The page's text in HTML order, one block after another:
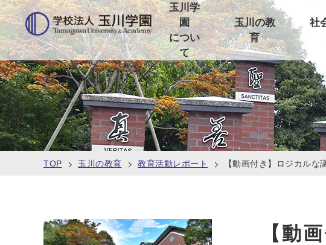
玉川学
園
につい
て
玉川の教
育
社
TOP 玉川の教育 教育活動レポート 【動画付き】ロジカル
【動